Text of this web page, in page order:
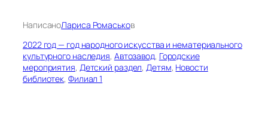
НаписаноЛариса Ромаськов
2022 год — год народного искусства и нематериального
культурного наследия, Автозавод, Городские
мероприятия, Детский раздел, Детям, Новости
библиотек, Филиал 1